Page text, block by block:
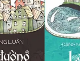
cảm, tinh tế
đến cho độc
giữa cánh đồng -